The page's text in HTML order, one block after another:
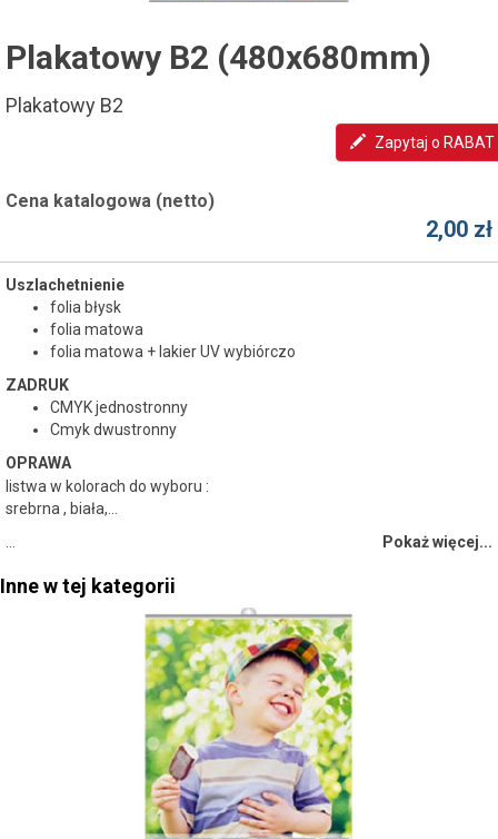
Plakatowy B2 (480x680mm)
Plakatowy B2
Zapytaj o RABAT
Cena katalogowa (netto)
2,00 zł
Uszlachetnienie
folia błysk
folia matowa
folia matowa + lakier UV wybiórczo
ZADRUK
CMYK jednostronny
Cmyk dwustronny
OPRAWA
listwa w kolorach do wyboru :
srebrna , biała,...
Pokaż więcej...
Inne w tej kategorii